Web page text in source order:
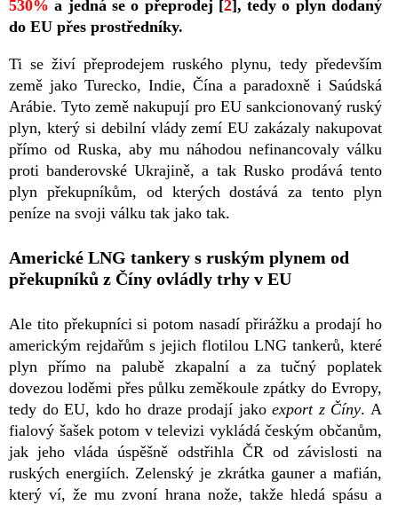
530% a jedná se o přeprodej [2], tedy o plyn dodaný
do EU přes prostředníky.
Ti se živí přeprodejem ruského plynu, tedy především
země jako Turecko, Indie, Čína a paradoxně i Saúdská
Arábie. Tyto země nakupují pro EU sankcionovaný ruský
plyn, který si debilní vlády zemí EU zakázaly nakupovat
přímo od Ruska, aby mu náhodou nefinancovaly válku
proti banderovské Ukrajině, a tak Rusko prodává tento
plyn překupníkům, od kterých dostává za tento plyn
peníze na svoji válku tak jako tak.
Americké LNG tankery s ruským plynem od
překupníků z Číny ovládly trhy v EU
Ale tito překupníci si potom nasadí přirážku a prodají ho
americkým rejdařům s jejich flotilou LNG tankerů, které
plyn přímo na palubě zkapalní a za tučný poplatek
dovezou loděmi přes půlku zeměkoule zpátky do Evropy,
tedy do EU, kdo ho draze prodají jakoexport z Číny. A
fialový šašek potom v televizi vykládá českým občanům,
jak jeho vláda úspěšně odstřihla ČR od závislosti na
ruských energiích. Zelenský je zkrátka gauner a mafián,
který ví, že mu zvoní hrana nože, takže hledá spásu a